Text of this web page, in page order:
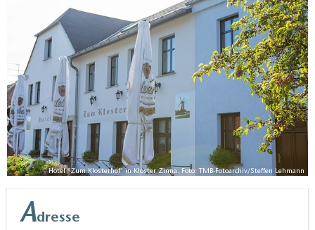
Nach oder vor der Einkehr in der Gaststube bietet
sich eine Runde auf der nahe gelegenen Flaeming-
Skate, eine Radtour oder eine entspannte
Kutschfahrt durch die malerische Landschaft des
Niederen Flämings an.
Hotel "Zum Klosterhof" in Kloster Zinna. Foto: TMB-Fotoarchiv/Steffen Lehmann
Adresse